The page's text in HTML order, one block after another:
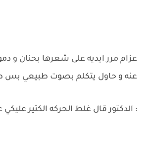
عزام مرر ايديه على شعرها بحنان و
عنه و حاول يتكلم بصوت طبيعي بس
: الدكتور قال غلط الحركه الكتير